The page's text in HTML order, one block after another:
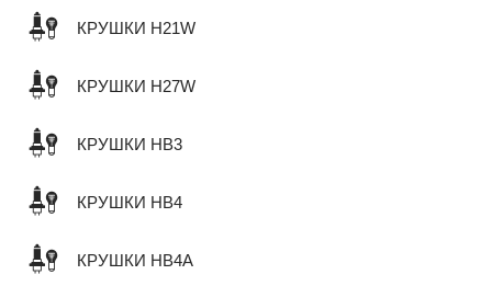
КРУШКИ H21W
КРУШКИ H27W
КРУШКИ HB3
КРУШКИ HB4
КРУШКИ HB4A